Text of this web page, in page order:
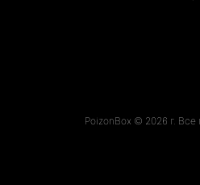
PoizonBox © 2026 г.